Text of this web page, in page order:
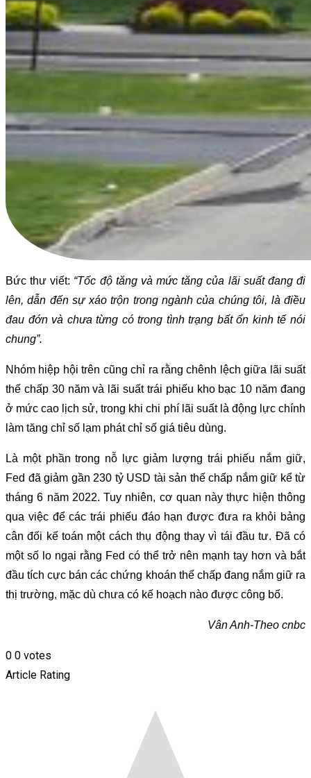
Bức thư viết: “Tốc độ tăng và mức tăng của lãi suất đang đi
lên, dẫn đến sự xáo trộn trong ngành của chúng tôi, là điều
đau đớn và chưa từng có trong tình trạng bất ổn kinh tế nói
chung”.
Nhóm hiệp hội trên cũng chỉ ra rằng chênh lệch giữa lãi suất
thế chấp 30 năm và lãi suất trái phiếu kho bạc 10 năm đang
ở mức cao lịch sử, trong khi chi phí lãi suất là động lực chính
làm tăng chỉ số lạm phát chỉ số giá tiêu dùng.
Là một phần trong nỗ lực giảm lượng trái phiếu nắm giữ,
Fed đã giảm gần 230 tỷ USD tài sản thế chấp nắm giữ kể từ
tháng 6 năm 2022. Tuy nhiên, cơ quan này thực hiện thông
qua việc để các trái phiếu đáo hạn được đưa ra khỏi bảng
cân đối kế toán một cách thụ động thay vì tái đầu tư. Đã có
một số lo ngại rằng Fed có thể trở nên mạnh tay hơn và bắt
đầu tích cực bán các chứng khoán thế chấp đang nắm giữ ra
thị trường, mặc dù chưa có kế hoạch nào được công bố.
Vân Anh-Theo cnbc
0 0 votes
Article Rating